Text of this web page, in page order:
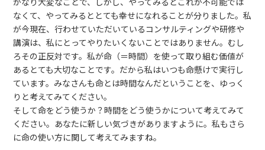
かなり大変なことで、しかし、やってみるとこれが不可能では
なくて、やってみるととても幸せになれることが分りました。私
が今現在、行わせていただいているコンサルティングや研修や
講演は、私にとってやりたいくないことではありません。むし
ろその正反対です。私が命（＝時間）を使って取り組む価値が
あるとても大切なことです。だから私はいつも命懸けで実行し
ています。みなさんも命とは時間なんだということを、ゆっく
りと考えてみてください。
そして命をどう使うか？時間をどう使うかについて考えてみて
ください。あなたに新しい気づきがありますように。私もさら
に命の使い方に関して考えてみますね。